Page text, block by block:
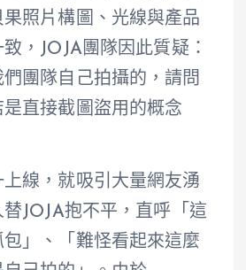
照片構圖、光線與產品
，JOJA團隊因此質疑：
們團隊自己拍攝的，請問
直接截圖盜用的概念
線，就吸引大量網友湧
JOJA抱不平，直呼「這
」、「難怪看起來這麼